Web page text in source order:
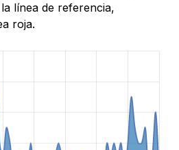
línea de referencia,
roja.